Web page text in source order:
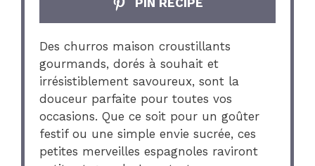
Des churros maison croustillants
gourmands, dorés à souhait et
irrésistiblement savoureux, sont la
douceur parfaite pour toutes vos
occasions. Que ce soit pour un goûter
festif ou une simple envie sucrée, ces
petites merveilles espagnoles raviront